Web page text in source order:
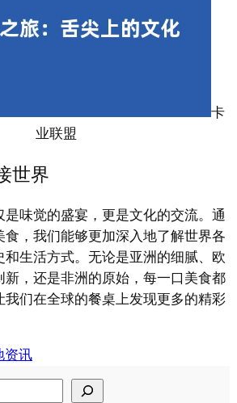
卡
业联盟
世界
味觉的盛宴，更是文化的交流。通
，我们能够更加深入地了解世界各
生活方式。无论是亚洲的细腻、欧
，还是非洲的原始，每一口美食都
们在全球的餐桌上发现更多的精彩
资讯